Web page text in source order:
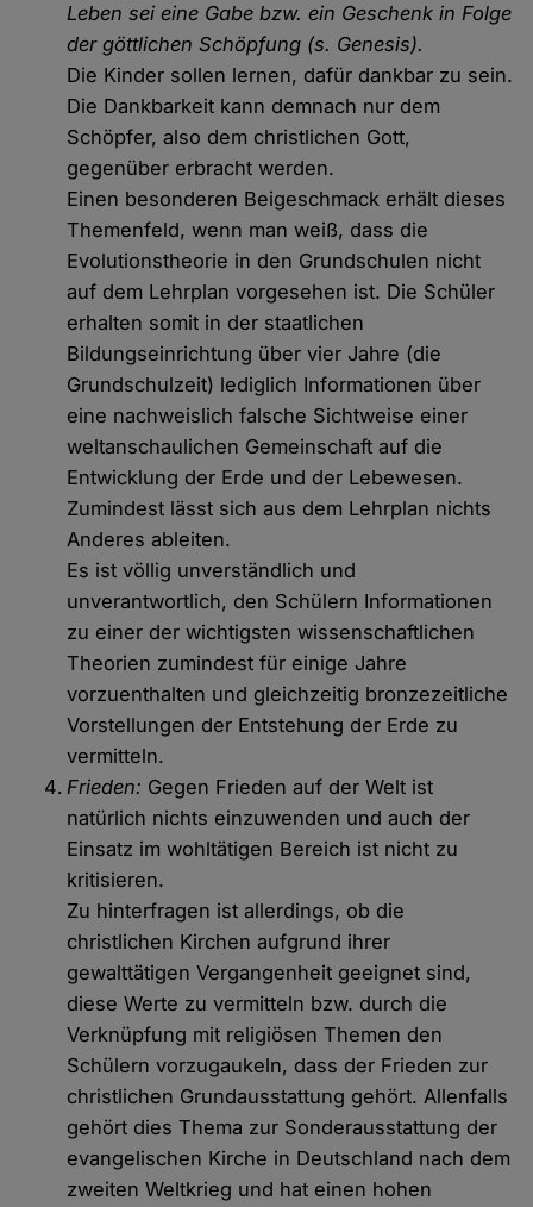
Leben sei eine Gabe bzw. ein Geschenk in Folge
der göttlichen Schöpfung (s. Genesis).
Die Kinder sollen lernen, dafür dankbar zu sein.
Die Dankbarkeit kann demnach nur dem
Schöpfer, also dem christlichen Gott,
gegenüber erbracht werden.
Einen besonderen Beigeschmack erhält dieses
Themenfeld, wenn man weiß, dass die
Evolutionstheorie in den Grundschulen nicht
auf dem Lehrplan vorgesehen ist. Die Schüler
erhalten somit in der staatlichen
Bildungseinrichtung über vier Jahre (die
Grundschulzeit) lediglich Informationen über
eine nachweislich falsche Sichtweise einer
weltanschaulichen Gemeinschaft auf die
Entwicklung der Erde und der Lebewesen.
Zumindest lässt sich aus dem Lehrplan nichts
Anderes ableiten.
Es ist völlig unverständlich und
unverantwortlich, den Schülern Informationen
zu einer der wichtigsten wissenschaftlichen
Theorien zumindest für einige Jahre
vorzuenthalten und gleichzeitig bronzezeitliche
Vorstellungen der Entstehung der Erde zu
vermitteln.
Frieden: Gegen Frieden auf der Welt ist
natürlich nichts einzuwenden und auch der
Einsatz im wohltätigen Bereich ist nicht zu
kritisieren.
Zu hinterfragen ist allerdings, ob die
christlichen Kirchen aufgrund ihrer
gewalttätigen Vergangenheit geeignet sind,
diese Werte zu vermitteln bzw. durch die
Verknüpfung mit religiösen Themen den
Schülern vorzugaukeln, dass der Frieden zur
christlichen Grundausstattung gehört. Allenfalls
gehört dies Thema zur Sonderausstattung der
evangelischen Kirche in Deutschland nach dem
zweiten Weltkrieg und hat einen hohen